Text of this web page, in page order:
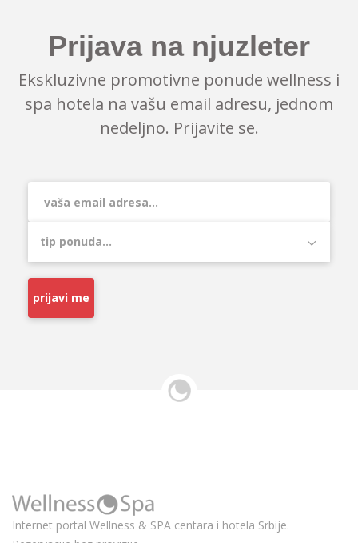
Prijava na njuzleter
Ekskluzivne promotivne ponude wellness i
spa hotela na vašu email adresu, jednom
nedeljno. Prijavite se.
prijavi me
Internet portal Wellness & SPA centara i hotela Srbije.